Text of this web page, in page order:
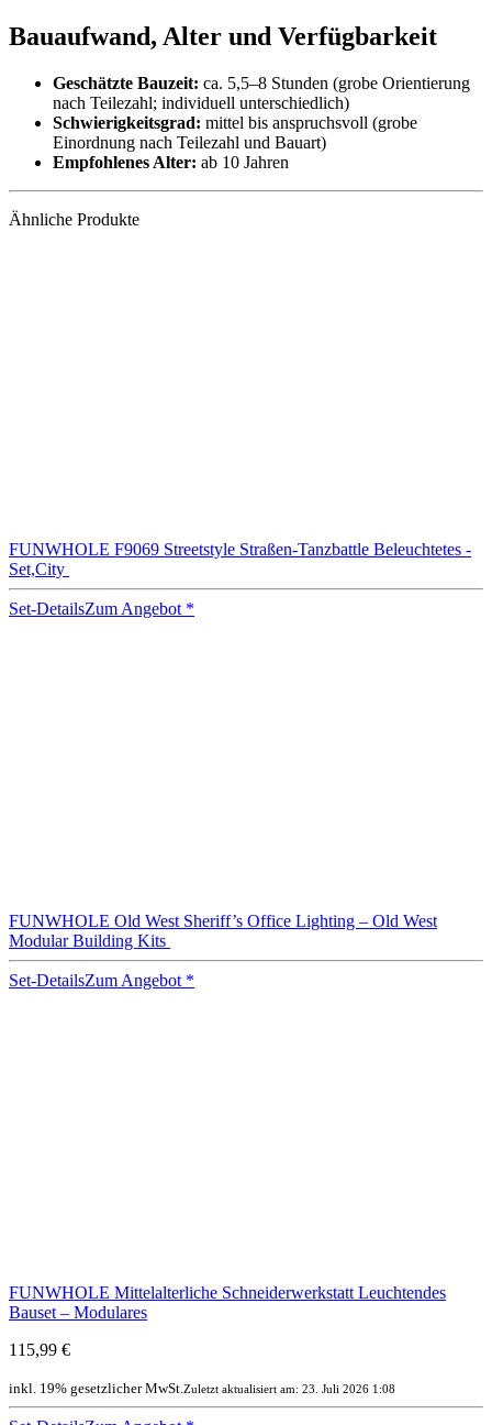
Bauaufwand, Alter und Verfügbarkeit
Geschätzte Bauzeit: ca. 5,5–8 Stunden (grobe Orientierung
nach Teilezahl; individuell unterschiedlich)
Schwierigkeitsgrad: mittel bis anspruchsvoll (grobe
Einordnung nach Teilezahl und Bauart)
Empfohlenes Alter: ab 10 Jahren
Ähnliche Produkte
FUNWHOLE F9069 Streetstyle Straßen-Tanzbattle Beleuchtetes -
Set,City
Set-DetailsZum Angebot *
FUNWHOLE Old West Sheriff’s Office Lighting – Old West
Modular Building Kits
Set-DetailsZum Angebot *
FUNWHOLE Mittelalterliche Schneiderwerkstatt Leuchtendes
Bauset – Modulares
115,99 €
inkl. 19% gesetzlicher MwSt. Zuletzt aktualisiert am: 23. Juli 2026 1:08